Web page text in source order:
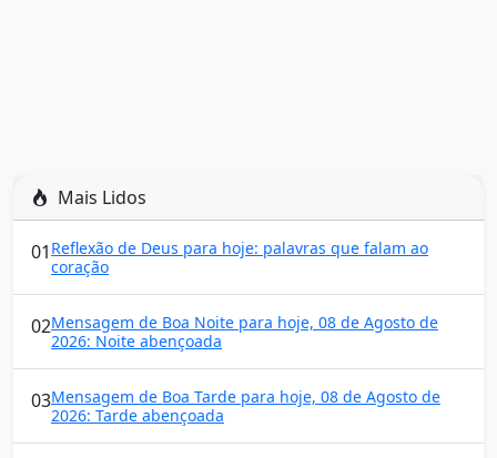
Mais Lidos
01 Reflexão de Deus para hoje: palavras que falam ao
coração
02Mensagem de Boa Noite para hoje, 08 de Agosto de
2026: Noite abençoada
03Mensagem de Boa Tarde para hoje, 08 de Agosto de
2026: Tarde abençoada